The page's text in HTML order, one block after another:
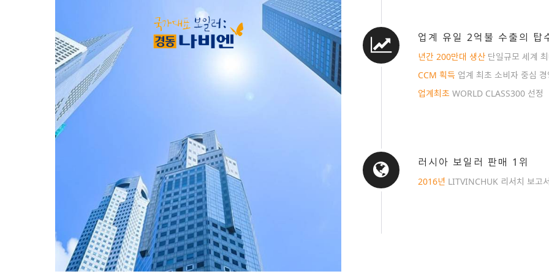
업계 유일 2억불 수출의 탑
년간 200만대 생산 단일규모 세계
CCM 획득 업계 최초 소비자 중심
업계최초 WORLD CLASS300 선정
러시아 보일러 판매 1위
2016년 LITVINCHUK 리서치 보고서